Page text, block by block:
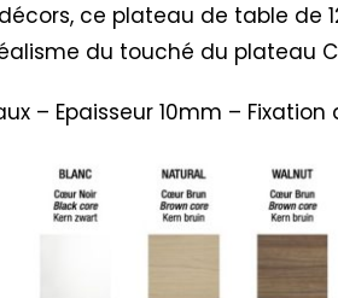
ce plateau de table de
du touché du plateau
– Epaisseur 10mm –